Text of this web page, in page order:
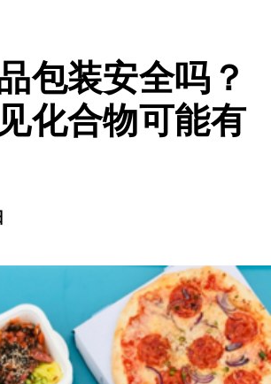
包装安全吗？
化合物可能有